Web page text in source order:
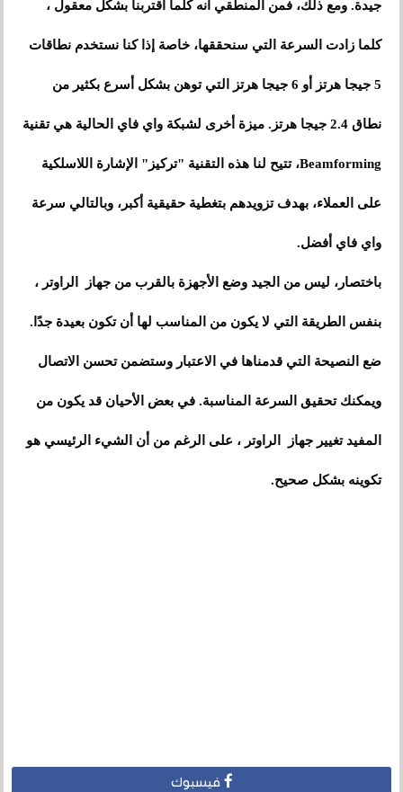
جيدة. ومع ذلك، فمن المنطقي أنه كلما اقتربنا بشكل معقول ،
كلما زادت السرعة التي سنحققها، خاصة إذا كنا نستخدم نطاقات
5 جيجا هرتز أو 6 جيجا هرتز التي توهن بشكل أسرع بكثير من
نطاق 2.4 جيجا هرتز. ميزة أخرى لشبكة واي فاي الحالية هي تقنية
Beamforming، تتيح لنا هذه التقنية "تركيز" الإشارة اللاسلكية
على العملاء، بهدف تزويدهم بتغطية حقيقية أكبر، وبالتالي سرعة
واي فاي أفضل.
باختصار، ليس من الجيد وضع الأجهزة بالقرب من جهاز الراوتر ،
بنفس الطريقة التي لا يكون من المناسب لها أن تكون بعيدة جدًا.
ضع النصيحة التي قدمناها في الاعتبار وستضمن تحسن الاتصال
ويمكنك تحقيق السرعة المناسبة. في بعض الأحيان قد يكون من
المفيد تغيير جهاز الراوتر ، على الرغم من أن الشيء الرئيسي هو
تكوينه بشكل صحيح.
فيسبوك